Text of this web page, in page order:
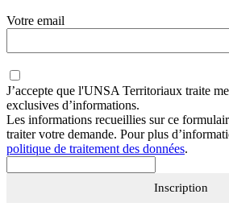
Votre email
J’accepte que l'UNSA Territoriaux traite
exclusives d’informations.
Les informations recueillies sur ce
traiter votre demande. Pour plus
politique de traitement des données.
Inscription